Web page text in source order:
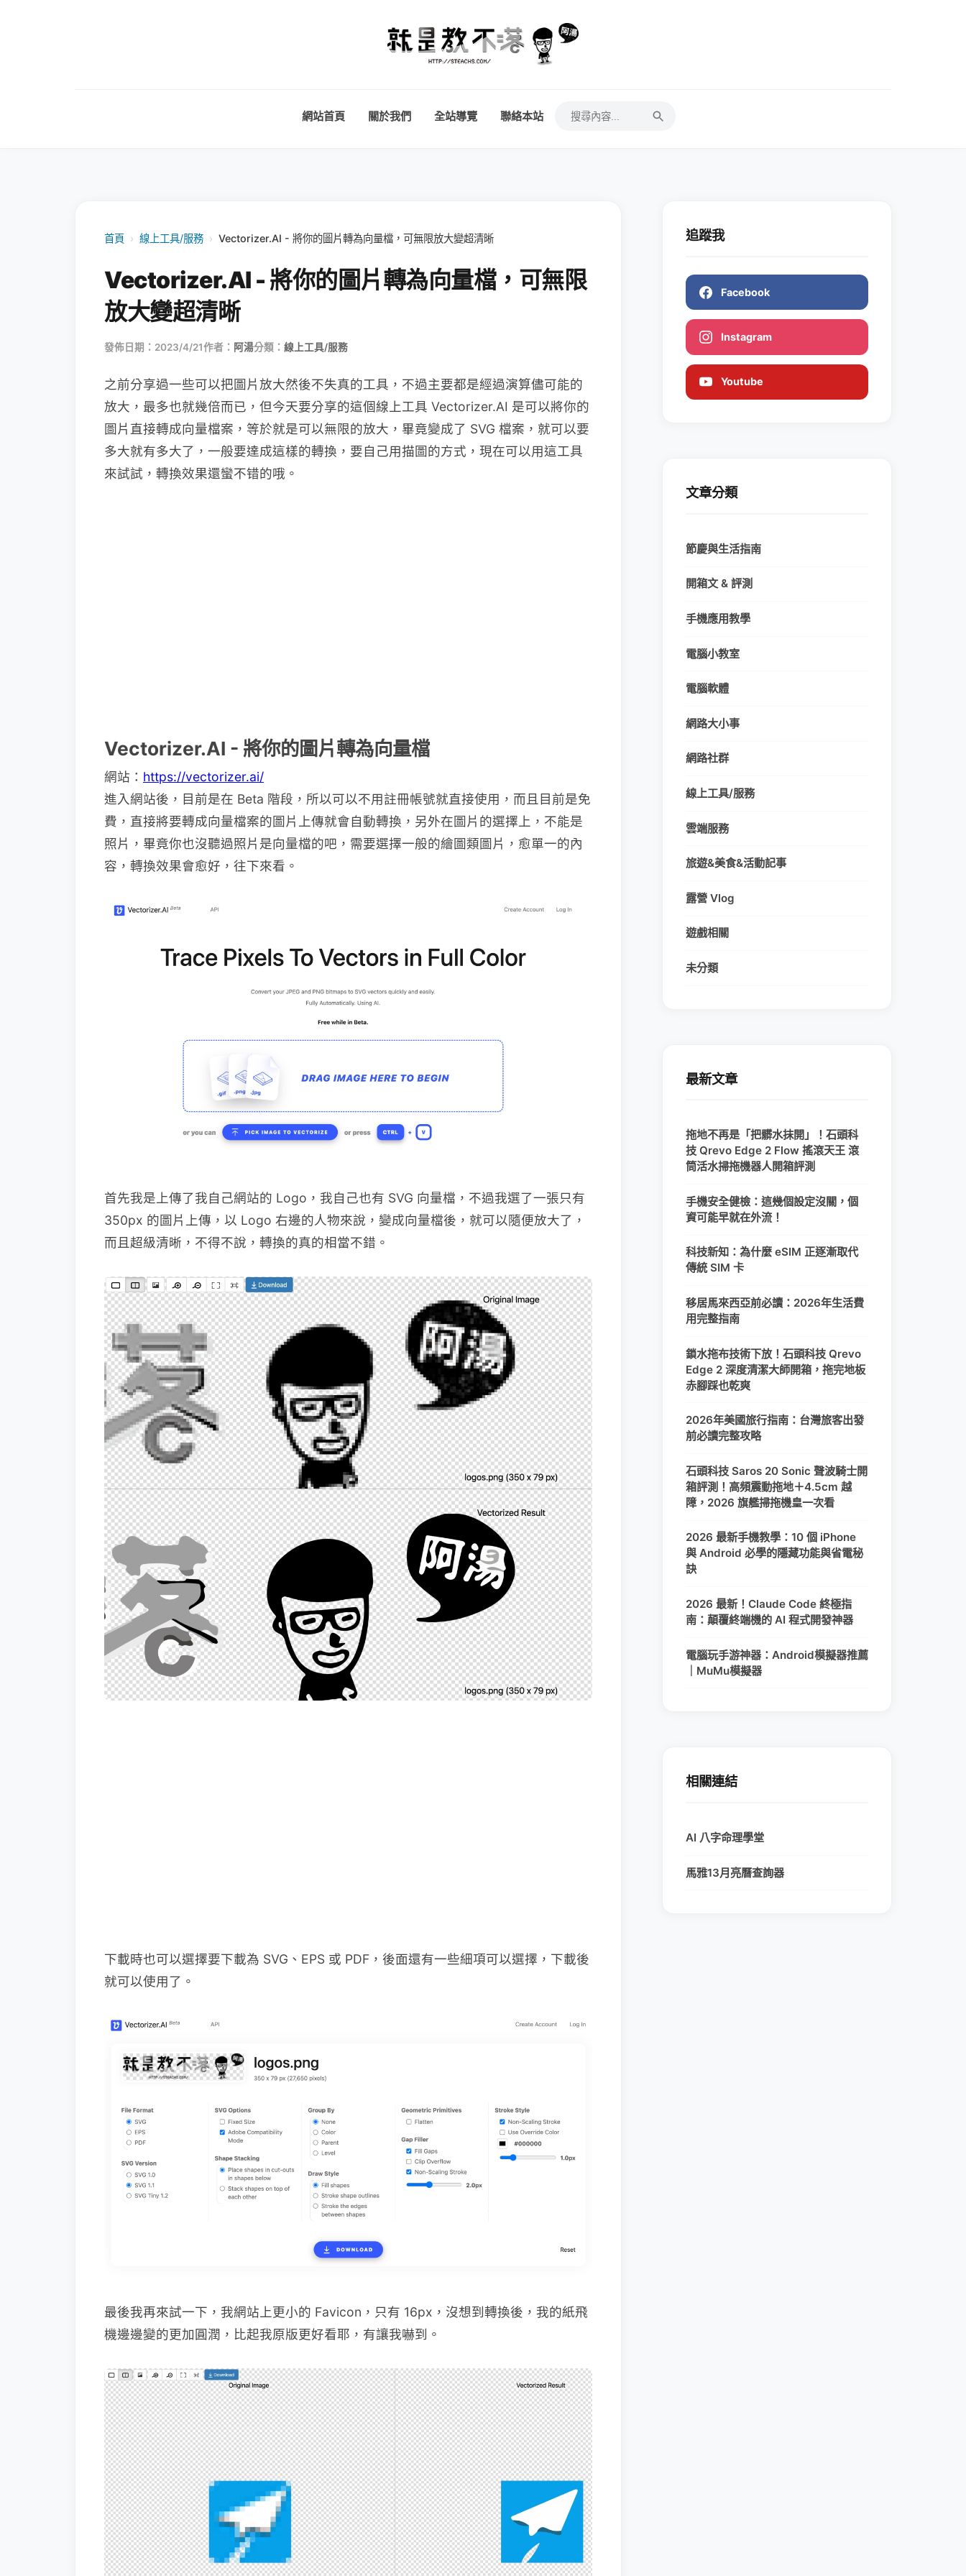
網站首頁 關於我們 全站導覽 聯絡本站
首頁 › 線上工具/服務 › Vectorizer.AI - 將你的圖片轉為向量檔，可無限放大變超清晰
Vectorizer.AI - 將你的圖片轉為向量檔，可無限
放大變超清晰
發佈日期：2023/4/21作者： 阿湯分類： 線上工具/服務
之前分享過一些可以把圖片放大然後不失真的工具，不過主要都是經過演算儘可能的
放大，最多也就幾倍而已，但今天要分享的這個線上工具 Vectorizer.AI 是可以將你的
圖片直接轉成向量檔案，等於就是可以無限的放大，畢竟變成了 SVG 檔案，就可以要
多大就有多大了，一般要達成這樣的轉換，要自己用描圖的方式，現在可以用這工具
來試試，轉換效果還蠻不错的哦。
Vectorizer.AI - 將你的圖片轉為向量檔
網站： https://vectorizer.ai/
進入網站後，目前是在 Beta 階段，所以可以不用註冊帳號就直接使用，而且目前是免
費，直接將要轉成向量檔案的圖片上傳就會自動轉換，另外在圖片的選擇上，不能是
照片，畢竟你也沒聽過照片是向量檔的吧，需要選擇一般的繪圖類圖片，愈單一的內
容，轉換效果會愈好，往下來看。
首先我是上傳了我自己網站的 Logo，我自己也有 SVG 向量檔，不過我選了一張只有
350px 的圖片上傳，以 Logo 右邊的人物來說，變成向量檔後，就可以隨便放大了，
而且超級清晰，不得不說，轉換的真的相當不錯。
下載時也可以選擇要下載為 SVG、EPS 或 PDF，後面還有一些細項可以選擇，下載後
就可以使用了。
最後我再來試一下，我網站上更小的 Favicon，只有 16px，沒想到轉換後，我的紙飛
機邊邊變的更加圓潤，比起我原版更好看耶，有讓我嚇到。
追蹤我
Facebook
Instagram
Youtube
文章分類
節慶與生活指南
開箱文 & 評測
手機應用教學
電腦小教室
電腦軟體
網路大小事
網路社群
線上工具/服務
雲端服務
旅遊&美食&活動記事
露營 Vlog
遊戲相關
未分類
最新文章
拖地不再是「把髒水抹開」！石頭科
技 Qrevo Edge 2 Flow 搖滾天王 滾
筒活水掃拖機器人開箱評測
手機安全健檢：這幾個設定沒關，個
資可能早就在外流！
科技新知：為什麼 eSIM 正逐漸取代
傳統 SIM 卡
移居馬來西亞前必讀：2026年生活費
用完整指南
鎖水拖布技術下放！石頭科技 Qrevo
Edge 2 深度清潔大師開箱，拖完地板
赤腳踩也乾爽
2026年美國旅行指南：台灣旅客出發
前必讀完整攻略
石頭科技 Saros 20 Sonic 聲波騎士開
箱評測！高頻震動拖地＋4.5cm 越
障，2026 旗艦掃拖機皇一次看
2026 最新手機教學：10 個 iPhone
與 Android 必學的隱藏功能與省電秘
訣
2026 最新！Claude Code 終極指
南：顛覆終端機的 AI 程式開發神器
電腦玩手游神器：Android模擬器推薦
｜MuMu模擬器
相關連結
AI 八字命理學堂
馬雅13月亮曆查詢器